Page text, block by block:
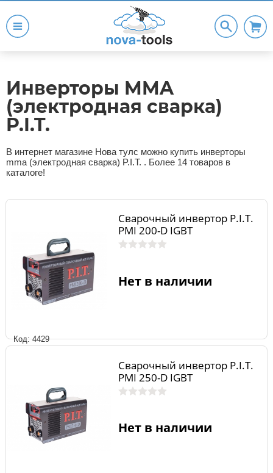
Инверторы MMA
(электродная сварка)
P.I.T.
В интернет магазине Нова тулс можно купить инверторы
mma (электродная сварка) P.I.T. . Более 14 товаров в
каталоге!
Код: 4429
Сварочный инвертор P.I.T.
РМI 200-D IGBT
Нет в наличии
Сварочный инвертор P.I.T.
РМI 250-D IGBT
Нет в наличии